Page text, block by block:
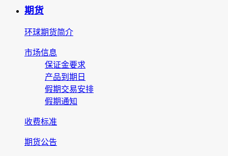
期货
环球期货简介
市场信息
保证金要求
产品到期日
假期交易安排
假期通知
收费标准
期货公告